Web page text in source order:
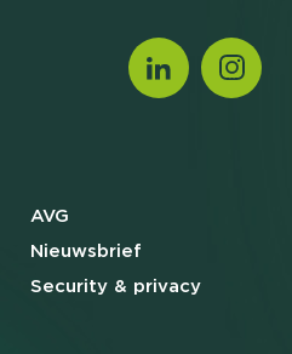
AVG
Nieuwsbrief
Security & privacy